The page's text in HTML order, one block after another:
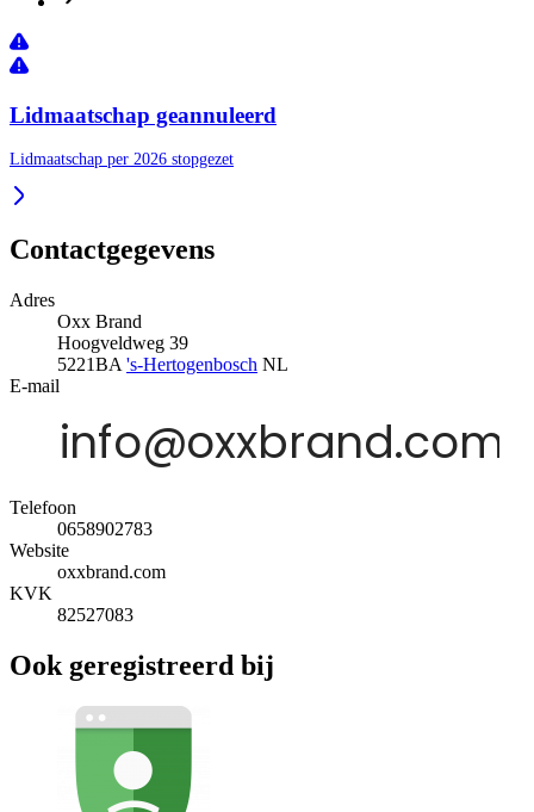
Lidmaatschap geannuleerd
Lidmaatschap per 2026 stopgezet
Contactgegevens
Adres
Oxx Brand
Hoogveldweg 39
5221BA 's-Hertogenbosch NL
E-mail
Telefoon
0658902783
Website
oxxbrand.com
KVK
82527083
Ook geregistreerd bij